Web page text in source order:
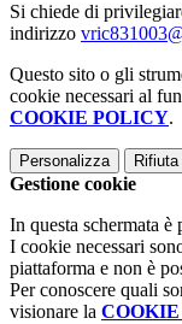
Si chiede di
indirizzo
Questo sito o gli
cookie necessari al
COOKIE POLICY.
Personalizza
Gestione cookie
In questa schermata
I cookie necessari
piattaforma e non è
Per conoscere quali
visionare la